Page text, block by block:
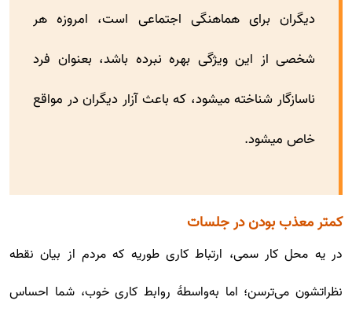
دیگران برای هماهنگی اجتماعی است، امروزه هر
شخصی از این ویژگی بهره نبرده باشد، بعنوان فرد
ناسازگار شناخته میشود، که باعث آزار دیگران در مواقع
خاص میشود.
کمتر معذب بودن در جلسات
در یه محل کار سمی، ارتباط کاری طوریه که مردم از بیان نقطه
نظراتشون می‌ترسن؛ اما به‌واسطهٔ روابط کاری خوب، شما احساس